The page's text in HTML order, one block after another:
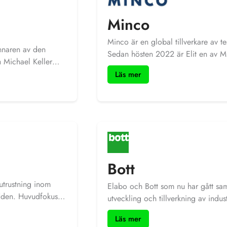
av den
Michael Keller
Man
stark koppling till
ofta stora
användning i
av
& utveckling.
Minco
Minco är en global tillverkare av
Sedan hösten 2022 är Elit en av
värmefolie och
från skräddarsydda lösningar till
Läs mer
inom
Huvudfokus
utbud av
av deras
Bott
Elabo och Bott som nu har gått
utveckling och tillverkning av
forskning, utveckling och
och programvara för kontroll,
Läs mer